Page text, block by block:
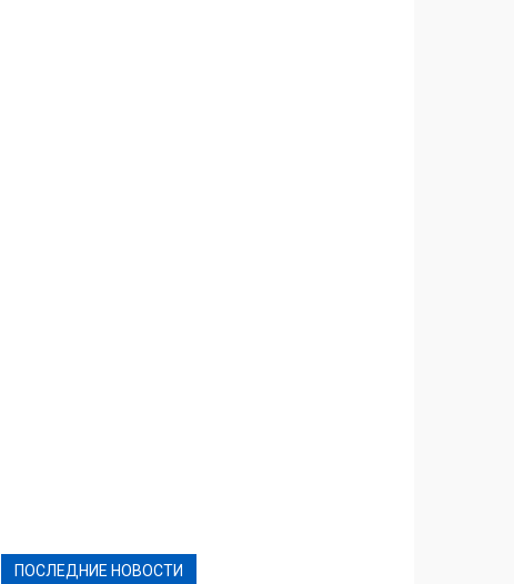
ПОСЛЕДНИЕ НОВОСТИ